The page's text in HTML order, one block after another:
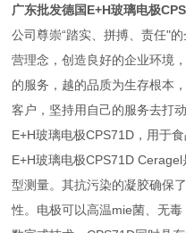
广东批发德国E+H玻璃电极
公司尊崇“踏实、拼搏、责任"
营理念，创造良好的企业环境
的服务，越的品质为生存根本
客户，坚持用自己的服务去打动
E+H玻璃电极CPS71D，用于
E+H玻璃电极CPS71D
型测量。其抗污染的凝胶确保
性。电极可以高温mie菌、无